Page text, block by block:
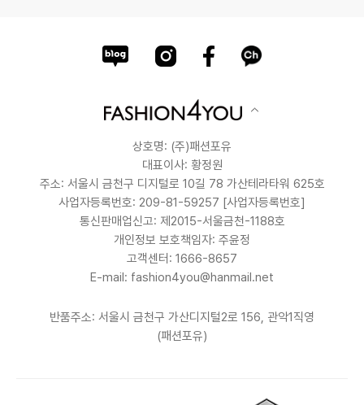
상호명: (주)패션포유
대표이사: 황정원
주소: 서울시 금천구 디지털로 10길 78 가산테라타워 625호
사업자등록번호: 209-81-59257 [사업자등록번호]
통신판매업신고: 제2015-서울금천-1188호
개인정보 보호책임자: 주윤정
고객센터: 1666-8657
E-mail: fashion4you@hanmail.net
반품주소: 서울시 금천구 가산디지털2로 156, 관악1직영
(패션포유)